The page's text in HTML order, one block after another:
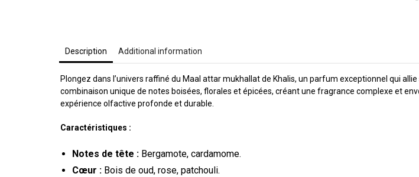
Description Additional information
Plongez dans l’univers raffiné du Maal attar mukhallat de Khalis, un parfum exceptionnel qui
combinaison unique de notes boisées, florales et épicées, créant une fragrance complexe et
expérience olfactive profonde et durable.
Caractéristiques :
Notes de tête : Bergamote, cardamome.
Cœur : Bois de oud, rose, patchouli.